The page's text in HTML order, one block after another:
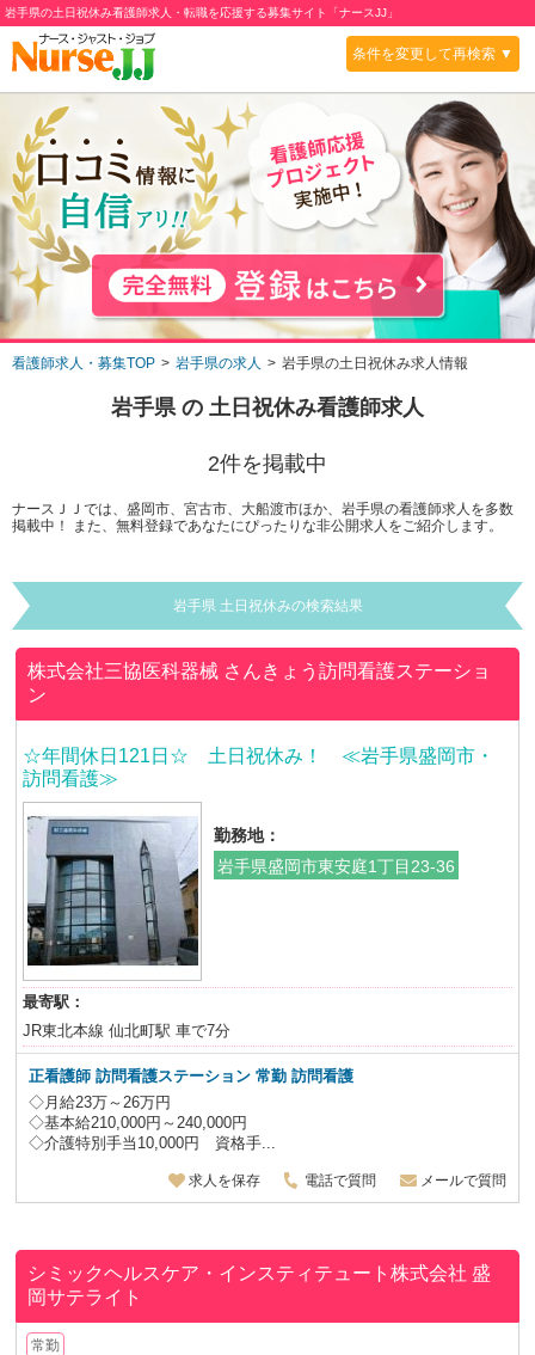
岩手県の土日祝休み看護師求人・転職を応援する募集サイト「ナースJJ」
条件を変更して再検索 ▼
看護師求人・募集TOP 岩手県の求人 岩手県の土日祝休み求人情報
岩手県の 土日祝休み看護師求人
2件を掲載中
ナースＪＪでは、盛岡市、宮古市、大船渡市ほか、岩手県の看護師求人を多数
掲載中！ また、無料登録であなたにぴったりな非公開求人をご紹介します。
岩手県 土日祝休みの検索結果
株式会社三協医科器械 さんきょう訪問看護ステーショ
ン
☆年間休日121日☆ 土日祝休み！ ≪岩手県盛岡市・
訪問看護≫
勤務地：
岩手県盛岡市東安庭1丁目23-36
最寄駅：
JR東北本線 仙北町駅 車で7分
正看護師訪問看護ステーション 常勤 訪問看護
◇月給23万～26万円
◇基本給210,000円～240,000円
◇介護特別手当10,000円 資格手...
求人を保存 電話で質問 メールで質問
シミックヘルスケア・インスティテュート株式会社 盛
岡サテライト
常勤